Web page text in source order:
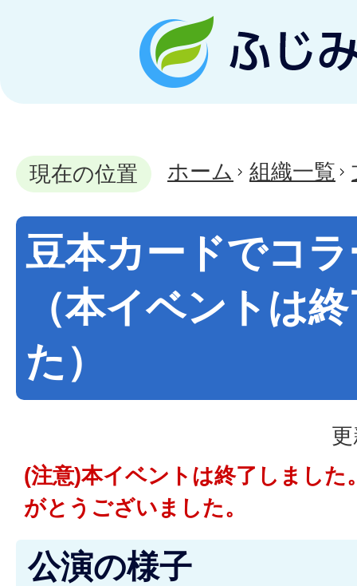
現在の位置 ホーム 組織一覧
豆本カードでコ
（本イベントは
た）
(注意)本イベントは終了しまし
がとうございました。
公演の様子